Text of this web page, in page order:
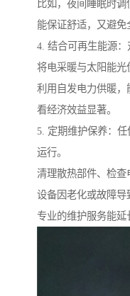
比如，夜间睡眠时
能保证舒适，又避免
4. 结合可再生能源
将电采暖与太阳能光
利用自发电力供暖
看经济效益显著。
5. 定期维护保养：
运行。
清理散热部件、检
设备因老化或故障导
专业的维护服务能延